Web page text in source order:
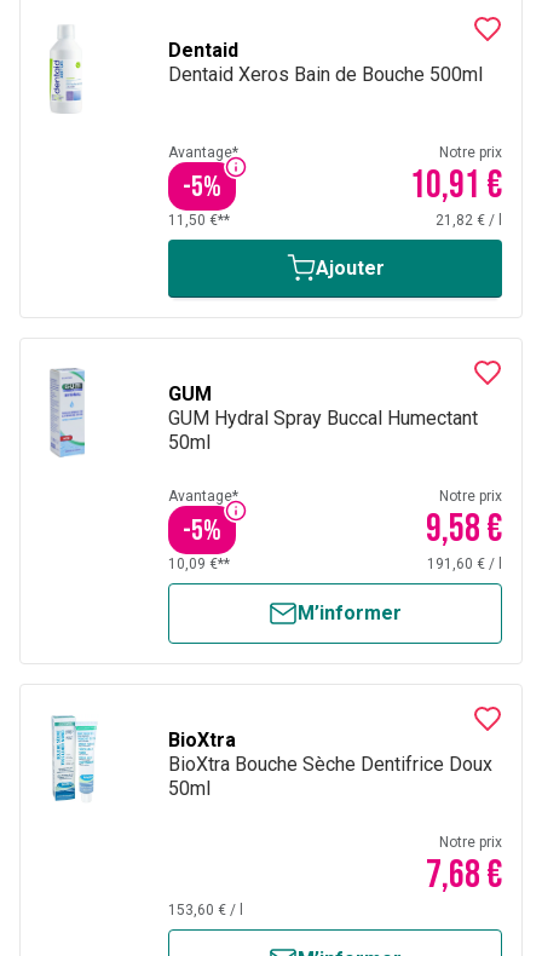
Dentaid
Dentaid Xeros Bain de Bouche 500ml
Avantage*
-5%
Notre prix
10,91 €
11,50 €** 21,82 € /
Ajouter
GUM
GUM Hydral Spray Buccal Humectant
50ml
Avantage*
-5%
Notre prix
9,58 €
10,09 €** 191,60 € /
M’informer
BioXtra
BioXtra Bouche Sèche Dentifrice Doux
50ml
Notre prix
7,68 €
153,60 € /